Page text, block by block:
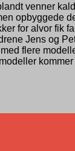
venner
opbyggede
for alvor fik
Jens og
flere